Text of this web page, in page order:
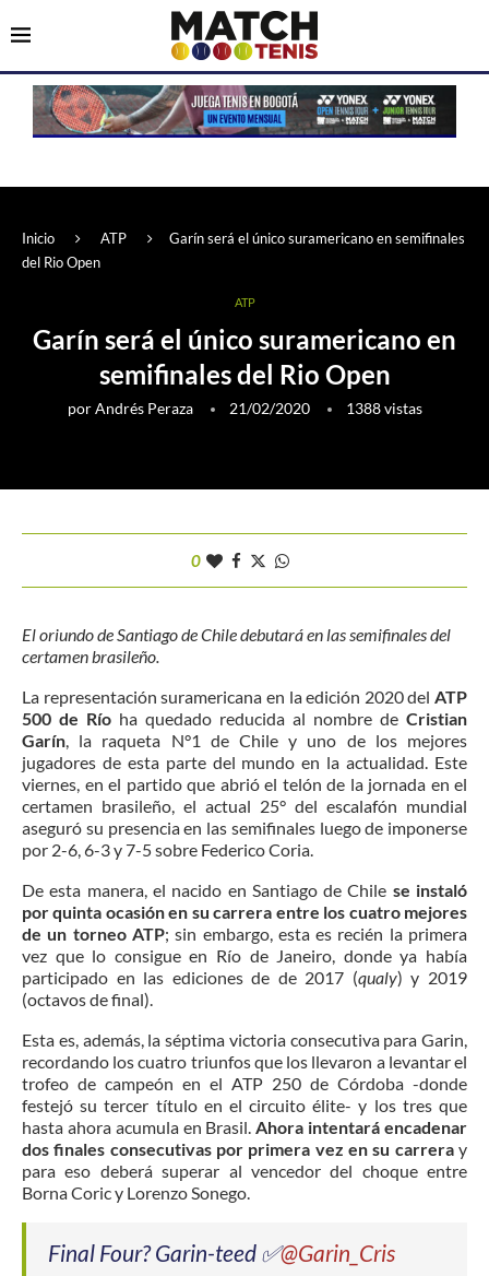
Inicio ATP
Garín será el único suramericano en semifinales
del Rio Open
ATP
Garín será el único suramericano en
semifinales del Rio Open
porAndrés Peraza 21/02/2020 1388vistas
0
El oriundo de Santiago de Chile debutará en las semifinales del
certamen brasileño.
La representación suramericana en la edición 2020 del ATP
500 de Río ha quedado reducida al nombre de Cristian
Garín, la raqueta N°1 de Chile y uno de los mejores
jugadores de esta parte del mundo en la actualidad. Este
viernes, en el partido que abrió el telón de la jornada en el
certamen brasileño, el actual 25° del escalafón mundial
aseguró su presencia en las semifinales luego de imponerse
por 2-6, 6-3 y 7-5 sobre Federico Coria.
De esta manera, el nacido en Santiago de Chile se instaló
por quinta ocasión en su carrera entre los cuatro mejores
de un torneo ATP; sin embargo, esta es recién la primera
vez que lo consigue en Río de Janeiro, donde ya había
participado en las ediciones de de 2017 (qualy) y 2019
(octavos de final).
Esta es, además, la séptima victoria consecutiva para Garin,
recordando los cuatro triunfos que los llevaron a levantar el
trofeo de campeón en el ATP 250 de Córdoba -donde
festejó su tercer título en el circuito élite- y los tres que
hasta ahora acumula en Brasil.Ahora intentará encadenar
dos finales consecutivas por primera vez en su carreray
para eso deberá superar al vencedor del choque entre
Borna Coric y Lorenzo Sonego.
Final Four? Garin-teed ✅@Garin_Cris